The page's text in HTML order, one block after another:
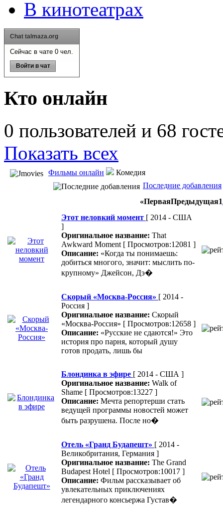
В кинотеатрах
Chat talmaza.org
Сейчас в чате 0 чел.
Войти в чат
Кто онлайн
0 пользователей и 68
Показать всех
Фильмы онлайн
Комедия
Последние добавления
«ПерваяПредыдущая1
Этот неловкий момент [ 2014 - США
]
Оригинальное название: That
Awkward Moment [ Просмотров:12081 ]
Описание: «Когда ты понимаешь:
добиться многого, значит: мыслить по-
крупному» Джейсон, Дэ�
Скорый «Москва-Россия» [ 2014 -
Россия ]
Оригинальное название: Скорый
«Москва-Россия» [ Просмотров:12658 ]
Описание: «Русские не сдаются!» Это
история про парня, который душу
готов продать, лишь бы
Блондинка в эфире [ 2014 - США ]
Оригинальное название: Walk of
Shame [ Просмотров:13227 ]
Описание: Мечта репортерши стать
ведущей программы новостей может
быть разрушена. После но�
Отель «Гранд Будапешт» [ 2014 -
Великобритания, Германия ]
Оригинальное название: The Grand
Budapest Hotel [ Просмотров:10017 ]
Описание: Фильм рассказывает об
увлекательных приключениях
легендарного консьержа Густав�